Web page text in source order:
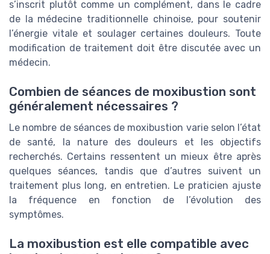
s’inscrit plutôt comme un complément, dans le cadre
de la médecine traditionnelle chinoise, pour soutenir
l’énergie vitale et soulager certaines douleurs. Toute
modification de traitement doit être discutée avec un
médecin.
Combien de séances de moxibustion sont
généralement nécessaires ?
Le nombre de séances de moxibustion varie selon l’état
de santé, la nature des douleurs et les objectifs
recherchés. Certains ressentent un mieux être après
quelques séances, tandis que d’autres suivent un
traitement plus long, en entretien. Le praticien ajuste
la fréquence en fonction de l’évolution des
symptômes.
La moxibustion est elle compatible avec